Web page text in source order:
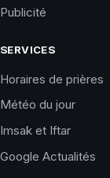
Publicité
SERVICES
Horaires de prières
Météo du jour
Imsak et Iftar
Google Actualités